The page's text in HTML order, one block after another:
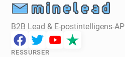
B2B Lead & E-postintelligens-API
RESSURSER